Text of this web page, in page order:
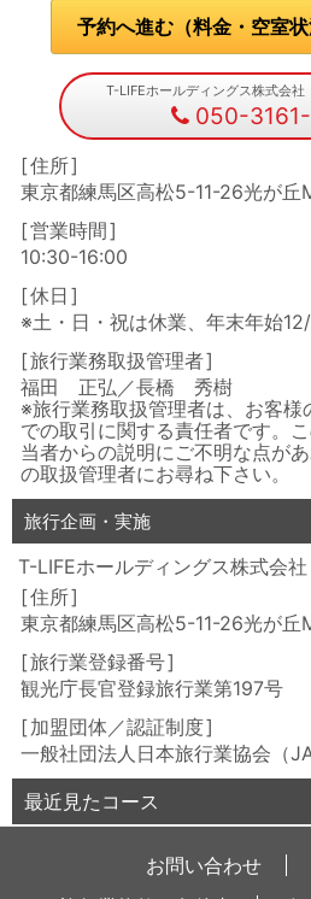
予約へ進む（料金・空室状
T-LIFEホールディングス株式会
050-
住所
東京都練馬区高松5-11-26光が丘
営業時間
10:30-16:00
休日
※土・日・祝は休業、年末年始
旅行業務取扱管理者
福田 正弘／長橋 秀樹
※旅行業務取扱管理者は、お客
での取引に関する責任者です。
当者からの説明にご不明な点が
の取扱管理者にお尋ね下さい。
旅行企画・実施
T-LIFEホールディングス株式会社
住所
東京都練馬区高松5-11-26光が丘
旅行業登録番号
観光庁長官登録旅行業第197号
加盟団体／認証制度
一般社団法人日本旅行業協会（
最近見たコース
お問い合わせ